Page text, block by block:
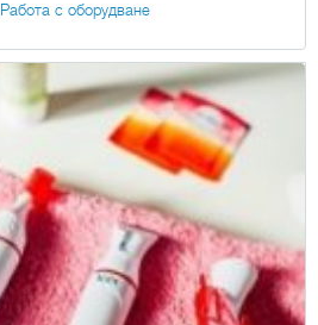
Работа с оборудване